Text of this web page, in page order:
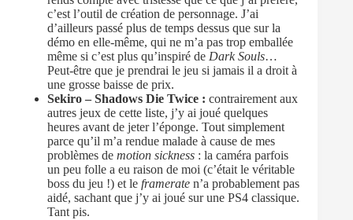
c’est l’outil de création de personnage. J’ai
d’ailleurs passé plus de temps dessus que sur la
démo en elle-même, qui ne m’a pas trop emballée
même si c’est plus qu’inspiré de Dark Souls…
Peut-être que je prendrai le jeu si jamais il a droit à
une grosse baisse de prix.
Sekiro – Shadows Die Twice : contrairement aux
autres jeux de cette liste, j’y ai joué quelques
heures avant de jeter l’éponge. Tout simplement
parce qu’il m’a rendue malade à cause de mes
problèmes de motion sickness : la caméra parfois
un peu folle a eu raison de moi (c’était le véritable
boss du jeu !) et le framerate n’a probablement pas
aidé, sachant que j’y ai joué sur une PS4 classique.
Tant pis.